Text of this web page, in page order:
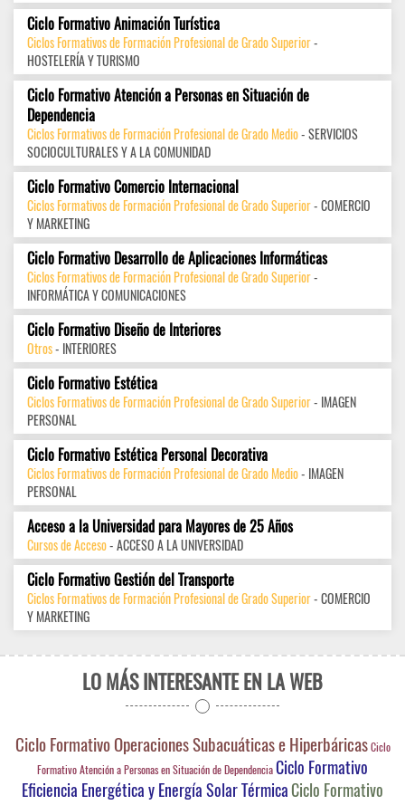
Ciclo Formativo Animación Turística
Ciclos Formativos de Formación Profesional de Grado Superior-
HOSTELERÍA Y TURISMO
Ciclo Formativo Atención a Personas en Situación de
Dependencia
Ciclos Formativos de Formación Profesional de Grado Medio- SERVICIOS
SOCIOCULTURALES Y A LA COMUNIDAD
Ciclo Formativo Comercio Internacional
Ciclos Formativos de Formación Profesional de Grado Superior- COMERCIO
Y MARKETING
Ciclo Formativo Desarrollo de Aplicaciones Informáticas
Ciclos Formativos de Formación Profesional de Grado Superior-
INFORMÁTICA Y COMUNICACIONES
Ciclo Formativo Diseño de Interiores
Otros- INTERIORES
Ciclo Formativo Estética
Ciclos Formativos de Formación Profesional de Grado Superior- IMAGEN
PERSONAL
Ciclo Formativo Estética Personal Decorativa
Ciclos Formativos de Formación Profesional de Grado Medio- IMAGEN
PERSONAL
Acceso a la Universidad para Mayores de 25 Años
Cursos de Acceso- ACCESO A LA UNIVERSIDAD
Ciclo Formativo Gestión del Transporte
Ciclos Formativos de Formación Profesional de Grado Superior- COMERCIO
Y MARKETING
LO MÁS INTERESANTE EN LA WEB
Ciclo Formativo Operaciones Subacuáticas e Hiperbáricas Ciclo
Formativo Atención a Personas en Situación de DependenciaCiclo Formativo
Eficiencia Energética y Energía Solar TérmicaCiclo Formativo